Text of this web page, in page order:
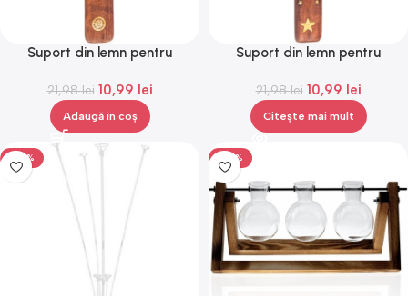
Suport din lemn pentru
21,98lei 10,99 lei
Adaugă în coș
Suport din lemn pentru
21,98lei 10,99 lei
Citește mai mult
-50% -50%